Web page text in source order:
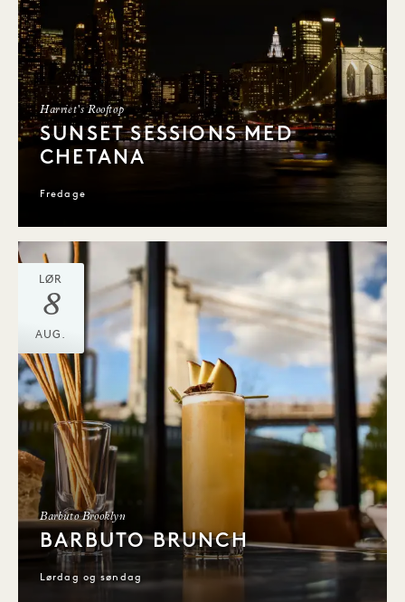
Harriet's Rooftop
SUNSET SESSIONS MED
CHETANA
Fredage
LØR
8
AUG.
Barbuto Brooklyn
BARBUTO BRUNCH
Lørdag og søndag